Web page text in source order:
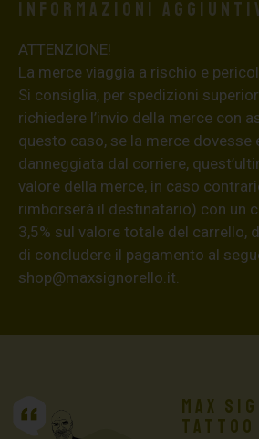
Informazioni
ATTENZIONE!
La merce viaggia a rischio e
Si consiglia, per spedizioni
richiedere l’invio della merce con
questo caso, se la merce dovesse
danneggiata dal corriere,
valore della merce, in caso
rimborserà il destinatario) con un
3,5% sul valore totale del carrello,
di concludere il pagamento al
shop@maxsignorello.it
Max
Tattoo